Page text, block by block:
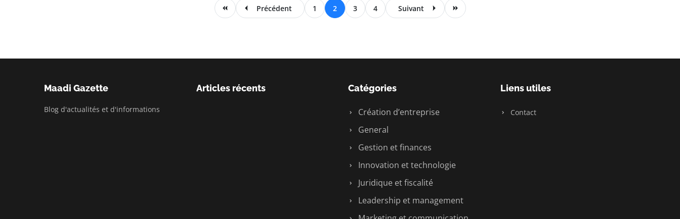
Précédent 1 2 3 4 Suivant
Maadi Gazette
Blog d'actualités et d'informations
Articles récents Catégories
Création d’entreprise
General
Gestion et finances
Innovation et technologie
Juridique et fiscalité
Leadership et management
Liens utiles
Contact